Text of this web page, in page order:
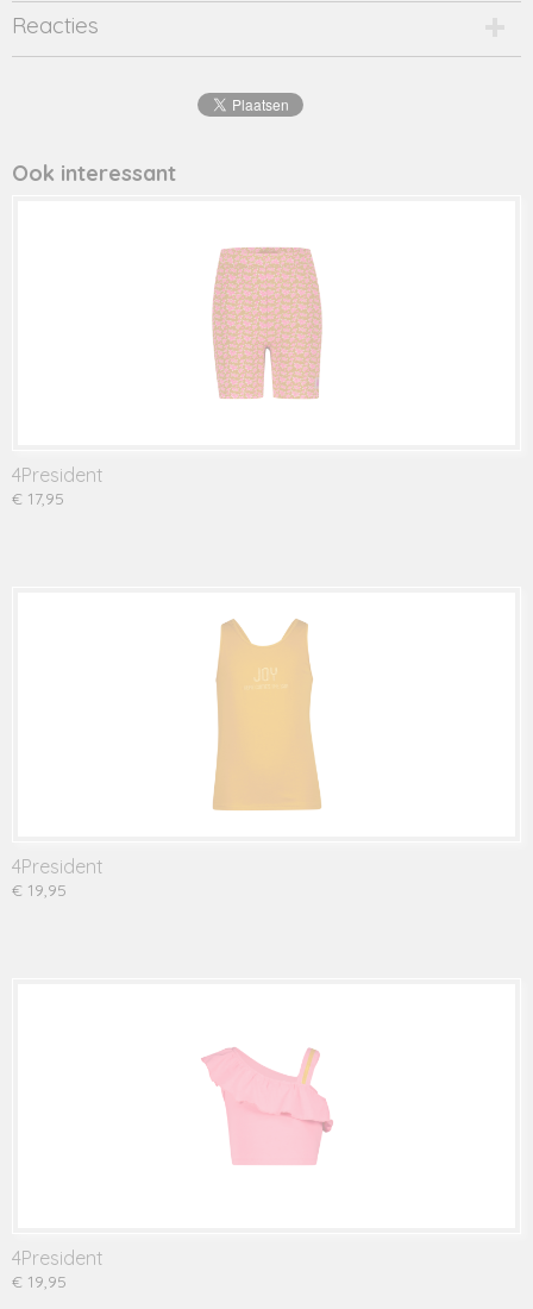
Productcode
eline-16674
Productcode leverancier
Reacties
Ook interessant
4President
€ 17,95
4President
€ 19,95
4President
€ 19,95